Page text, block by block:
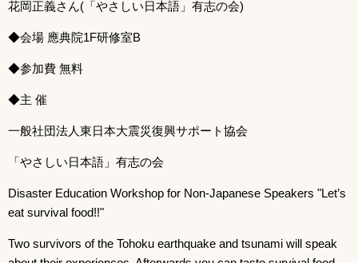
花岡正義さん(「やさしい日本語」有志の会)
◆会場 應典院1F研修室B
◆参加費 無料
◆主 催
一般社団法人東日本大震災復興サポート協会
「やさしい日本語」有志の会
Disaster Education Workshop for Non-Japanese Speakers "Let’s
eat survival food!!"
Two survivors of the Tohoku earthquake and tsunami will speak